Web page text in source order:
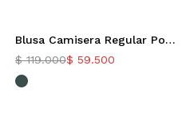
Nuevo
Blusa Camisera Regular Portland
$119.000$ 59.500